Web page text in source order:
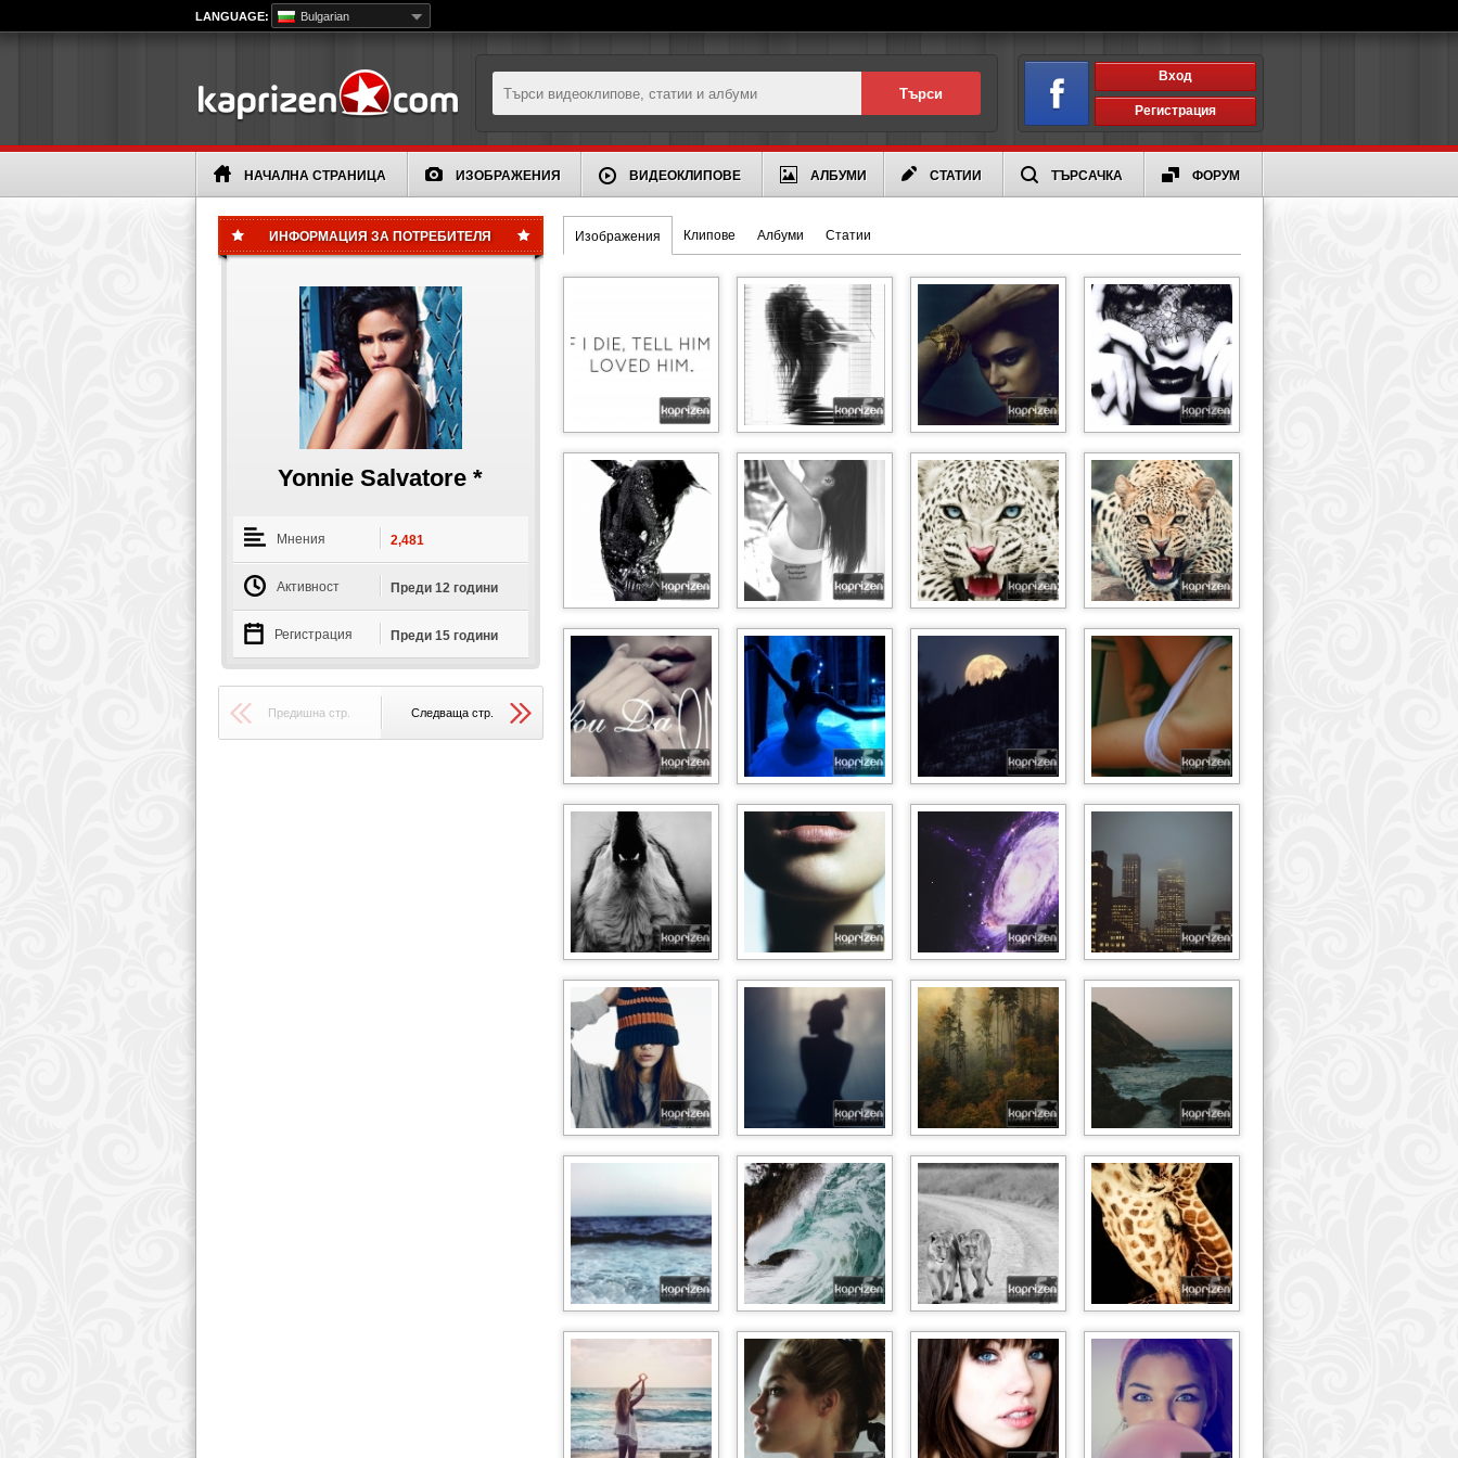
LANGUAGE: Bulgarian
Вход
Регистрация
НАЧАЛНА СТРАНИЦА ИЗОБРАЖЕНИЯ ВИДЕОКЛИПОВЕ АЛБУМИ СТАТИИ ТЪРСАЧКА ФОРУМ
ИНФОРМАЦИЯ ЗА ПОТРЕБИТЕЛЯ
Yonnie Salvatore *
Мнения 2,481
Активност Преди 12 години
Регистрация Преди 15 години
Предишна стр. Следваща стр.
Изображения Клипове Албуми Статии